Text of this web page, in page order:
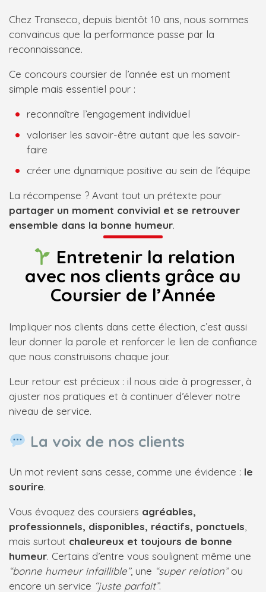
Chez Transeco, depuis bientôt 10 ans, nous sommes
convaincus que la performance passe par la
reconnaissance.
Ce concours coursier de l’année est un moment
simple mais essentiel pour :
reconnaître l’engagement individuel
valoriser les savoir-être autant que les savoir-
faire
créer une dynamique positive au sein de l’équipe
La récompense ? Avant tout un prétexte pour
partager un moment convivial et se retrouver
ensemble dans la bonne humeur.
Entretenir la relation
avec nos clients grâce au
Coursier de l’Année
Impliquer nos clients dans cette élection, c’est aussi
leur donner la parole et renforcer le lien de confiance
que nous construisons chaque jour.
Leur retour est précieux : il nous aide à progresser, à
ajuster nos pratiques et à continuer d’élever notre
niveau de service.
La voix de nos clients
Un mot revient sans cesse, comme une évidence : le
sourire.
Vous évoquez des coursiers agréables,
professionnels, disponibles, réactifs, ponctuels
mais surtout chaleureux et toujours de bonne
humeur. Certains d’entre vous soulignent même une
“bonne humeur infaillible”, une “super relation”ou
encore un service “juste parfait”.